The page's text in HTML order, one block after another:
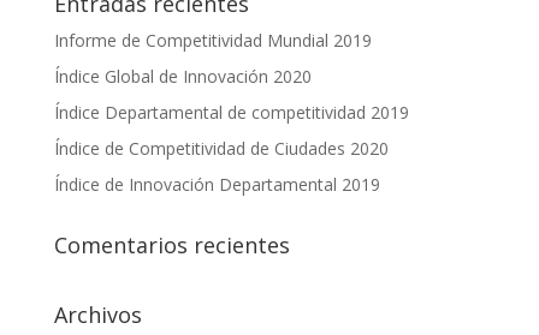
Informe de Competitividad Mundial 2019
Índice Global de Innovación 2020
Índice Departamental de competitividad 2019
Índice de Competitividad de Ciudades 2020
Índice de Innovación Departamental 2019
Comentarios recientes
Archivos